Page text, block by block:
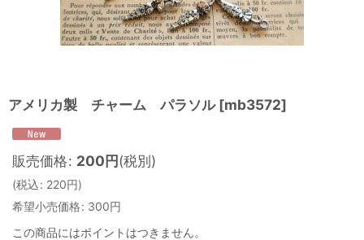
アメリカ製 チャーム パラソル [mb3572]
販売価格: 200円(税別)
(税込: 220円)
希望小売価格: 300円
この商品にはポイントはつきません。